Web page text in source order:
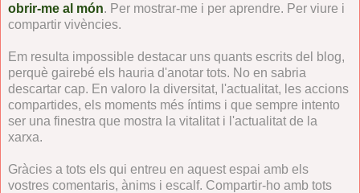
obrir-me al món. Per mostrar-me i per aprendre. Per viure i
compartir vivències.
Em resulta impossible destacar uns quants escrits del blog,
perquè gairebé els hauria d'anotar tots. No en sabria
descartar cap. En valoro la diversitat, l'actualitat, les accions
compartides, els moments més íntims i que sempre intento
ser una finestra que mostra la vitalitat i l'actualitat de la
xarxa.
Gràcies a tots els qui entreu en aquest espai amb els
vostres comentaris, ànims i escalf. Compartir-ho amb tots